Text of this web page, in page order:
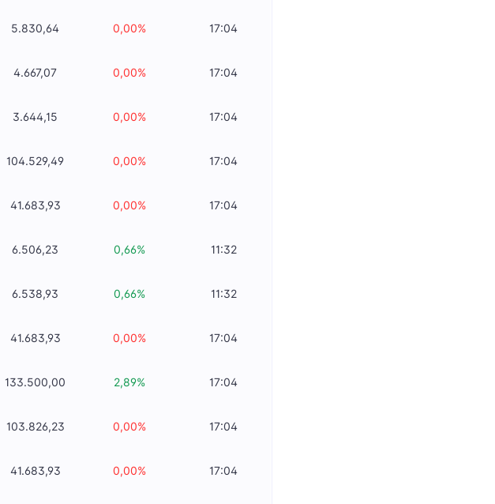
5.830,64 0,00% 17:04
4.667,07 0,00% 17:04
3.644,15 0,00% 17:04
104.529,49 0,00% 17:04
41.683,93 0,00% 17:04
6.506,23 0,66% 11:32
6.538,93 0,66% 11:32
41.683,93 0,00% 17:04
133.500,00 2,89% 17:04
103.826,23 0,00% 17:04
41.683,93 0,00% 17:04